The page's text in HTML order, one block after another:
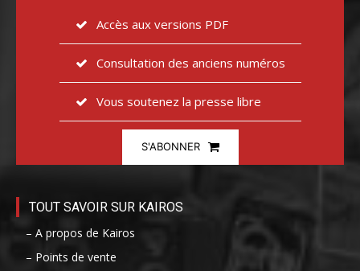
Accès aux versions PDF
Consultation des anciens numéros
Vous soutenez la presse libre
S'ABONNER
TOUT SAVOIR SUR KAIROS
– A propos de Kairos
– Points de vente